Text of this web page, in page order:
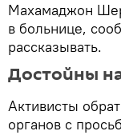
Махамаджон
в больнице,
рассказывать.
Достойны
Активисты
органов с